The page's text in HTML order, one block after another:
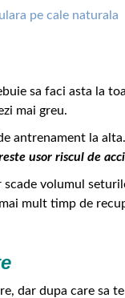
sa faci asta la
mai greu.
antrenament la alta.
usor riscul de
volumul
mult timp de
dar dupa care sa